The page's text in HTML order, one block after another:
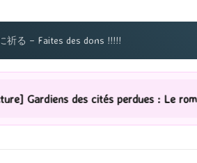
祈る – Faites des dons !!!!!
cités perdues : Le roman graphique